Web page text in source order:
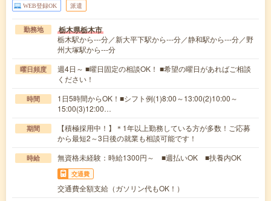
WEB登録OK 派遣
勤務地 栃木県栃木市
栃木駅から---分／新大平下駅から---分／静和駅から---分／野
州大塚駅から---分
曜日頻度
週4日～ ■曜日固定の相談OK！ ■希望の曜日があればご相談
ください！
時間
1日5時間からOK！■シフト例(1)8:00～13:00(2)10:00～
15:00(3)12:00…
期間
【積極採用中！】＊1年以上勤務している方が多数！ご応募
から最短2～3日後の就業も相談可能です！
時給 無資格未経験：時給1300円～ ■週払いOK ■扶養内OK
交通費
交通費全額支給（ガソリン代もOK！）